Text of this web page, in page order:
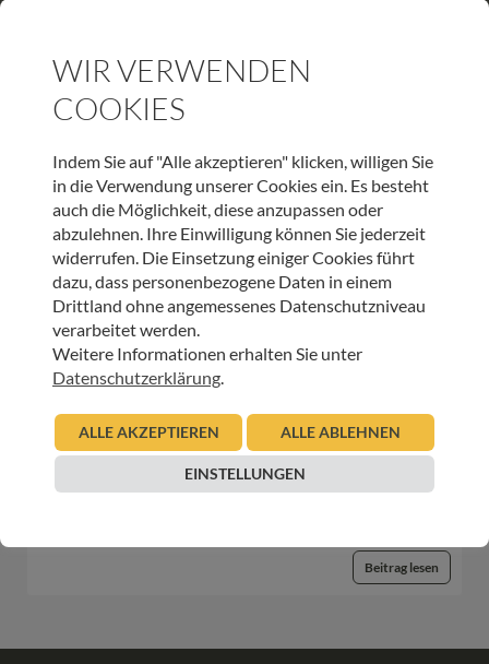
WEITERE BEITRÄGE DIESER KATEGORIE
HOSPIZ TIROL
Abschied – Dr. Christoph Gabl
08.06.2026
Urban Regensburger
Mehr als ein Rezept – Ganzheitliche Begleitung in der
Beitrag lesen
WIR VERWENDEN
COOKIES
Indem Sie auf "Alle akzeptieren" klicken, willigen Sie
in die Verwendung unserer Cookies ein. Es besteht
auch die Möglichkeit, diese anzupassen oder
abzulehnen. Ihre Einwilligung können Sie jederzeit
widerrufen. Die Einsetzung einiger Cookies führt
dazu, dass personenbezogene Daten in einem
Drittland ohne angemessenes Datenschutzniveau
verarbeitet werden.
Weitere Informationen erhalten Sie unter
Datenschutzerklärung
ALLE AKZEPTIEREN ALLE ABLEHNEN
EINSTELLUNGEN